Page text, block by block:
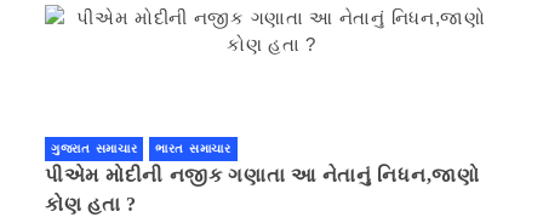
ગુજરાત સમાચાર ભારત સમાચાર
પીએમ મોદીની નજીક ગણાતા આ નેતાનું નિધન,જાણો
કોણ હતા ?